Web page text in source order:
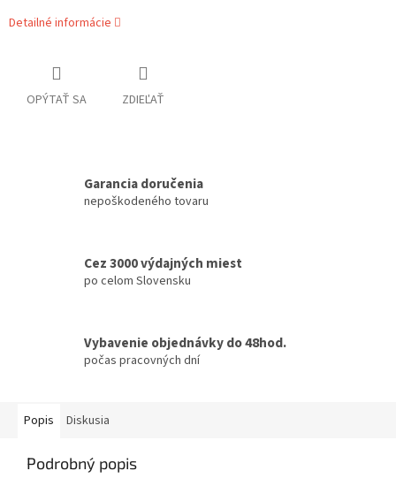
Detailné informácie
OPÝTAŤ SA ZDIEĽAŤ
Garancia doručenia
nepoškodeného tovaru
Cez 3000 výdajných miest
po celom Slovensku
Vybavenie objednávky do 48hod.
počas pracovných dní
Popis Diskusia
Podrobný popis